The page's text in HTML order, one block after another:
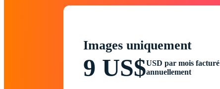
Images uniquement
9 US$USD par mois facturé
annuellement